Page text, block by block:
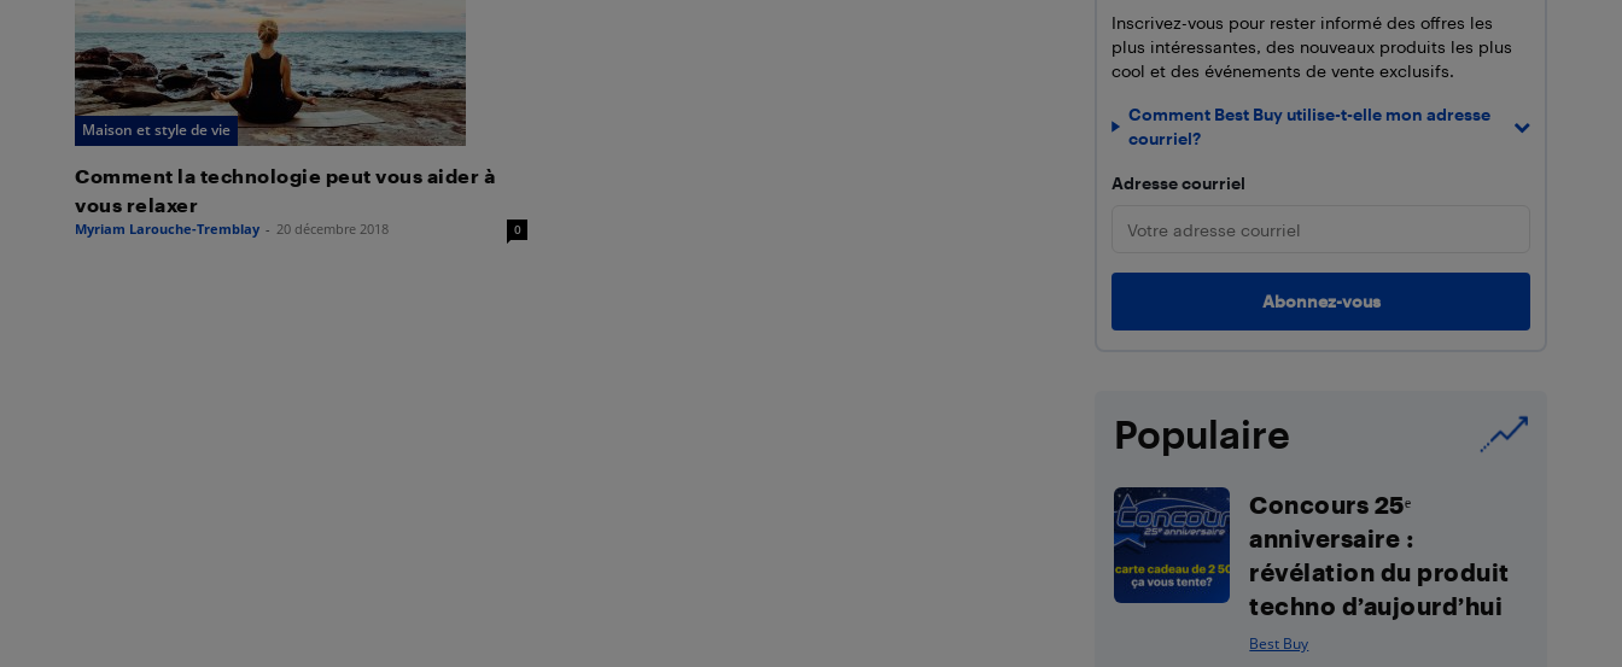
Maison et style de vie
Comment la technologie peut vous aider à
vous relaxer
Myriam Larouche-Tremblay - 20 décembre 2018 0
Inscrivez-vous pour rester informé des offres les
plus intéressantes, des nouveaux produits les plus
cool et des événements de vente exclusifs.
Comment Best Buy utilise-t-elle mon adresse
courriel?
Adresse courriel
Populaire
Concours 25ᵉ
anniversaire :
révélation du produit
techno d’aujourd’hui
Best Buy